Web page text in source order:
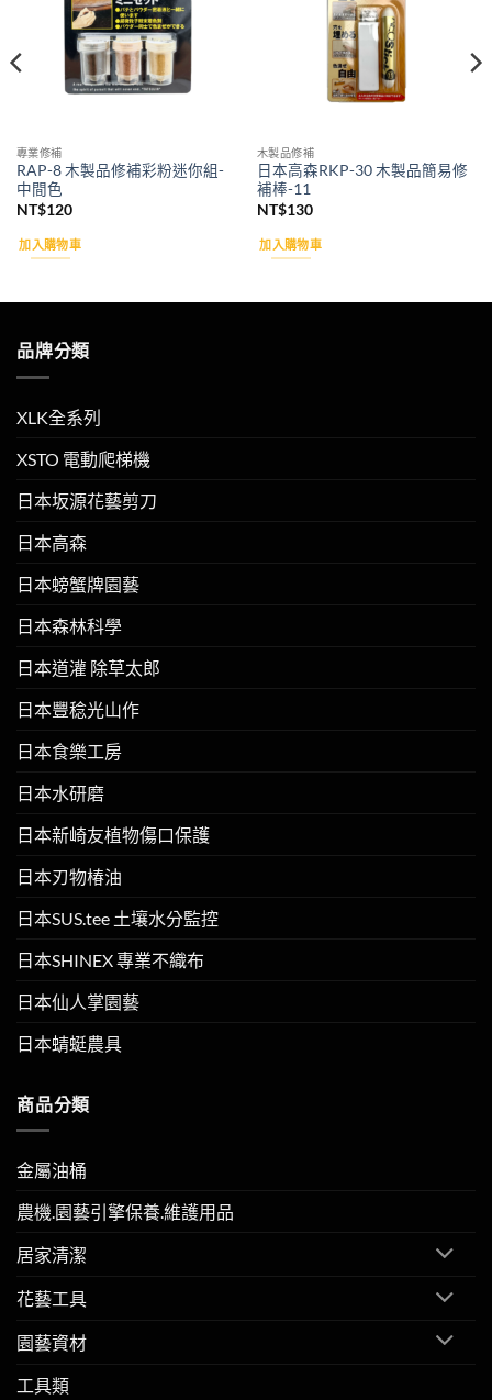
專業修補
RAP-8 木製品修補彩粉迷你組-
中間色
NT$120
加入購物車
木製品修補
日本高森RKP-30 木製品簡易修
補棒-11
NT$130
加入購物車
品牌分類
XLK全系列
XSTO 電動爬梯機
日本坂源花藝剪刀
日本高森
日本螃蟹牌園藝
日本森林科學
日本道灌 除草太郎
日本豐稔光山作
日本食樂工房
日本水研磨
日本新崎友植物傷口保護
日本刃物椿油
日本SUS.tee 土壤水分監控
日本SHINEX 專業不織布
日本仙人掌園藝
日本蜻蜓農具
商品分類
金屬油桶
農機.園藝引擎保養.維護用品
居家清潔
花藝工具
園藝資材
工具類